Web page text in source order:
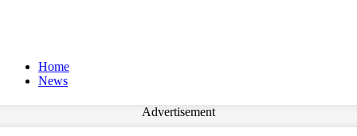
Home
News
Advertisement